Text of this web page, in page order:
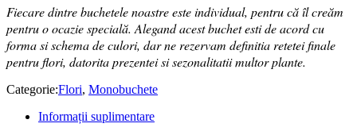
Fiecare dintre buchetele noastre este individual, pentru că îl creăm
pentru o ocazie specială. Alegand acest buchet esti de acord cu
forma si schema de culori, dar ne rezervam definitia retetei finale
pentru flori, datorita prezentei si sezonalitatii multor plante.
Categorie:Flori, Monobuchete
Informații suplimentare